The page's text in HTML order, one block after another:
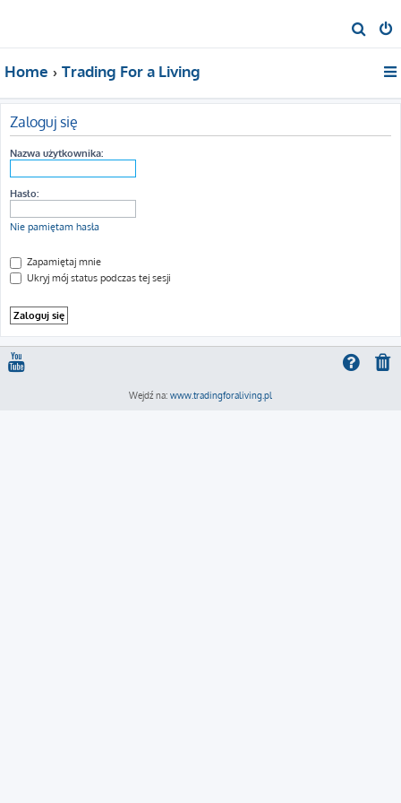
z
j
Home Trading For a Living
Zaloguj się
Nazwa użytkownika:
Hasło:
Nie pamiętam hasła
Zapamiętaj mnie
Ukryj mój status podczas tej sesji
Wejdź na: www.tradingforaliving.pl